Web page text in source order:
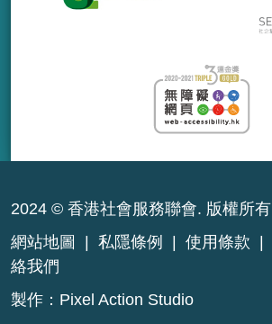
2024 © 香港社會服務聯會. 版權所有
網站地圖
私隱條例 使用條款
絡我們
製作： Pixel Action Studio